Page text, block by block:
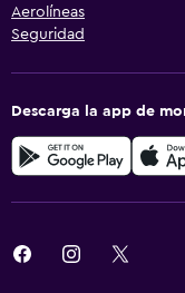
Aerolíneas
Seguridad
Descarga la app de